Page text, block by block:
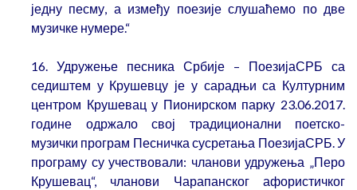
једну песму, а између поезије слушаћемо по две
музичке нумере.“
16. Удружење песника Србије – ПоезијаСРБ са
седиштем у Крушевцу је у сарадњи са Културним
центром Крушевац у Пионирском парку 23.06.2017.
године одржало свој традиционални поетско-
музички програм Песничка сусретања ПоезијаСРБ. У
програму су учествовали: чланови удружења „Перо
Крушевац“, чланови Чарапанског афористичког